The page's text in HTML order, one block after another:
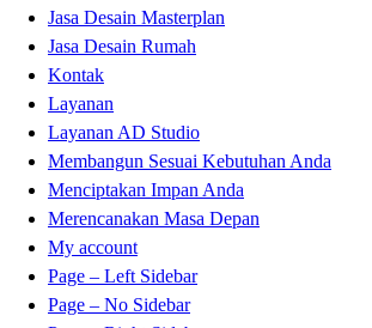
Jasa Desain Masterplan
Jasa Desain Rumah
Kontak
Layanan
Layanan AD Studio
Membangun Sesuai Kebutuhan Anda
Menciptakan Impan Anda
Merencanakan Masa Depan
My account
Page – Left Sidebar
Page – No Sidebar